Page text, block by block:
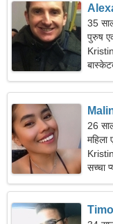
35
पुरुष
26
सच्चा